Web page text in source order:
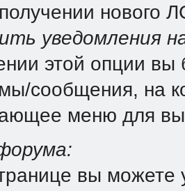
нового
уведомления
этой опции вы
сообщения, на
меню для
вы можете